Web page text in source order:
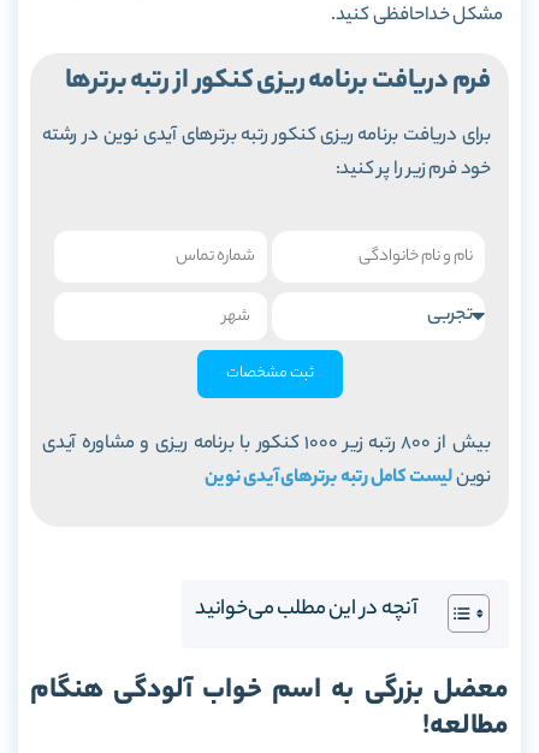
مشکل خداحافظی کنید.
فرم دریافت برنامه ریزی کنکور از رتبه برترها
برای دریافت برنامه ریزی کنکور رتبه برترهای آیدی نوین در رشته
خود فرم زیر را پر کنید:
ثبت مشخصات
بیش از 800 رتبه زیر 1000 کنکور با برنامه ریزی و مشاوره آیدی
نوینلیست کامل رتبه برترهای آیدی نوین
آنچه در این مطلب می‌خوانید
معضل بزرگی به اسم خواب آلودگی هنگام
مطالعه!